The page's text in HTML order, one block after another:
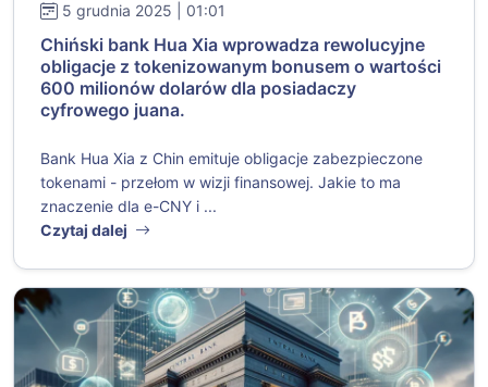
5 grudnia 2025 | 01:01
Chiński bank Hua Xia wprowadza rewolucyjne
obligacje z tokenizowanym bonusem o wartości
600 milionów dolarów dla posiadaczy
cyfrowego juana.
Bank Hua Xia z Chin emituje obligacje zabezpieczone
tokenami - przełom w wizji finansowej. Jakie to ma
znaczenie dla e-CNY i ...
Czytaj dalej